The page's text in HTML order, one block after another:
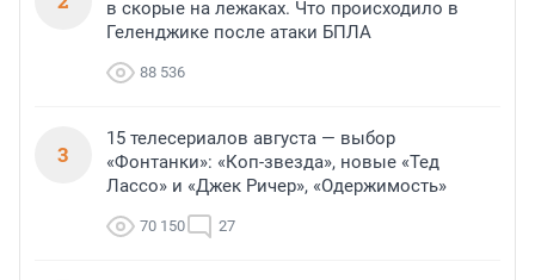
в скорые на лежаках. Что происходило в
Геленджике после атаки БПЛА
88 536
3
15 телесериалов августа — выбор
«Фонтанки»: «Коп-звезда», новые «Тед
Лассо» и «Джек Ричер», «Одержимость»
70 150 27